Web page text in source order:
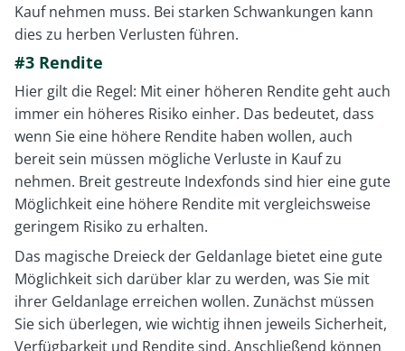
Kauf nehmen muss. Bei starken Schwankungen kann
dies zu herben Verlusten führen.
#3 Rendite
Hier gilt die Regel: Mit einer höheren Rendite geht auch
immer ein höheres Risiko einher. Das bedeutet, dass
wenn Sie eine höhere Rendite haben wollen, auch
bereit sein müssen mögliche Verluste in Kauf zu
nehmen. Breit gestreute Indexfonds sind hier eine gute
Möglichkeit eine höhere Rendite mit vergleichsweise
geringem Risiko zu erhalten.
Das magische Dreieck der Geldanlage bietet eine gute
Möglichkeit sich darüber klar zu werden, was Sie mit
ihrer Geldanlage erreichen wollen. Zunächst müssen
Sie sich überlegen, wie wichtig ihnen jeweils Sicherheit,
Verfügbarkeit und Rendite sind. Anschließend können